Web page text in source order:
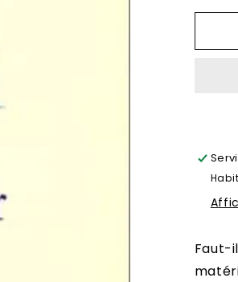
Faut-